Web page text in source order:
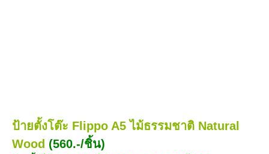
ป้ายตั้งโต๊ะ Flippo A5 ไม้ธรรมชาติ Natural
Wood (560.-/ชิ้น)